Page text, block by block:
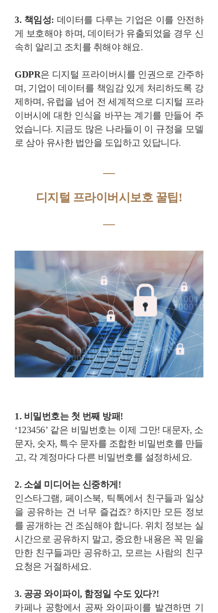
3. 책임성: 데이터를 다루는 기업은 이를 안전하
게 보호해야 하며, 데이터가 유출되었을 경우 신
속히 알리고 조치를 취해야 해요.
GDPR은 디지털 프라이버시를 인권으로 간주하
며, 기업이 데이터를 책임감 있게 처리하도록 강
제하며, 유럽을 넘어 전 세계적으로 디지털 프라
이버시에 대한 인식을 바꾸는 계기를 만들어 주
었습니다. 지금도 많은 나라들이 이 규정을 모델
로 삼아 유사한 법안을 도입하고 있답니다.
―
디지털 프라이버시보호 꿀팁!
―
1. 비밀번호는 첫 번째 방패!
‘123456’ 같은 비밀번호는 이제 그만! 대문자, 소
문자, 숫자, 특수 문자를 조합한 비밀번호를 만들
고, 각 계정마다 다른 비밀번호를 설정하세요.
2. 소셜 미디어는 신중하게!
인스타그램, 페이스북, 틱톡에서 친구들과 일상
을 공유하는 건 너무 즐겁죠? 하지만 모든 정보
를 공개하는 건 조심해야 합니다. 위치 정보는 실
시간으로 공유하지 말고, 중요한 내용은 꼭 믿을
만한 친구들과만 공유하고, 모르는 사람의 친구
요청은 거절하세요.
3. 공공 와이파이, 함정일 수도 있다?!
카페나 공항에서 공짜 와이파이를 발견하면 기